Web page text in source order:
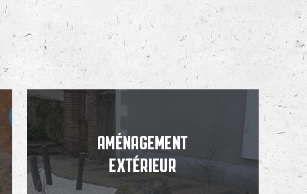
AMÉNAGEMENT
EXTÉRIEUR